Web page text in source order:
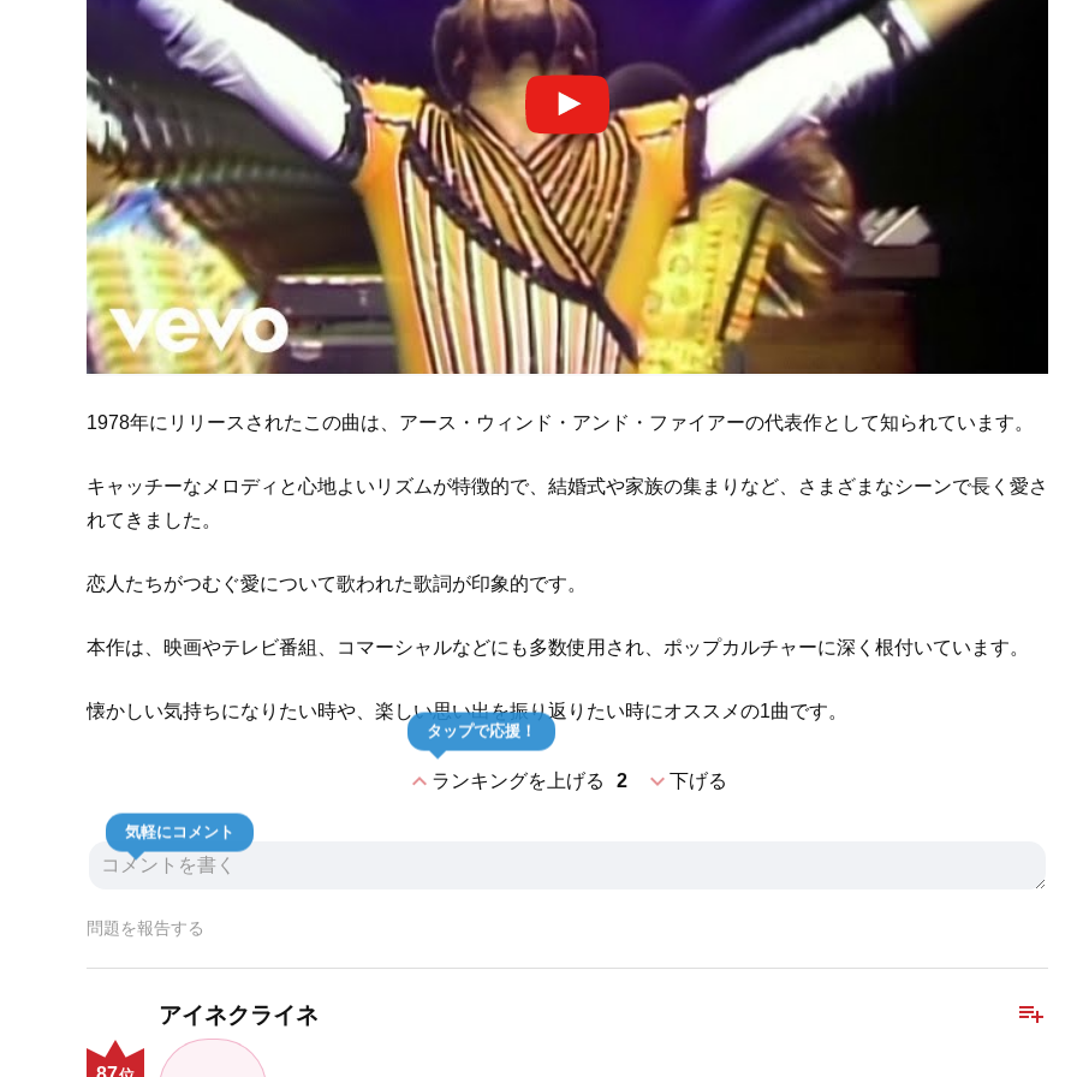
1978年にリリースされたこの曲は、アース・ウィンド・アンド・ファイアーの代表作として知られています。
キャッチーなメロディと心地よいリズムが特徴的で、結婚式や家族の集まりなど、さまざまなシーンで長く愛さ
れてきました。
恋人たちがつむぐ愛について歌われた歌詞が印象的です。
本作は、映画やテレビ番組、コマーシャルなどにも多数使用され、ポップカルチャーに深く根付いています。
懐かしい気持ちになりたい時や、楽しい思い出を振り返りたい時にオススメの1曲です。
expand_lessランキングを上げる 2
タップで応援！
expand_more下げる
気軽にコメント
問題を報告する
playlist_add
アイネクライネ